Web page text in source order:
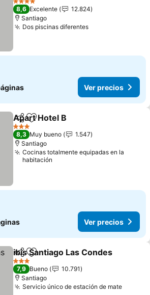
4 Estrellas
8,6 Excelente
12.824
Santiago
Dos piscinas diferentes
Ver precios
CompartirAgregar a favoritos
Apart Hotel B
3 Estrellas
8,3 Muy bueno
1.547
Santiago
Cocinas totalmente equipadas en la
habitación
Ver precios
CompartirAgregar a favoritos
ibis Santiago Las Condes
3 Estrellas
7,9 Bueno
10.791
Santiago
Servicio único de estación de mate